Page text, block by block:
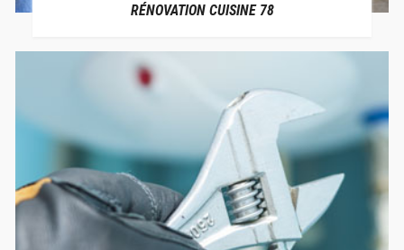
RÉNOVATION CUISINE 78